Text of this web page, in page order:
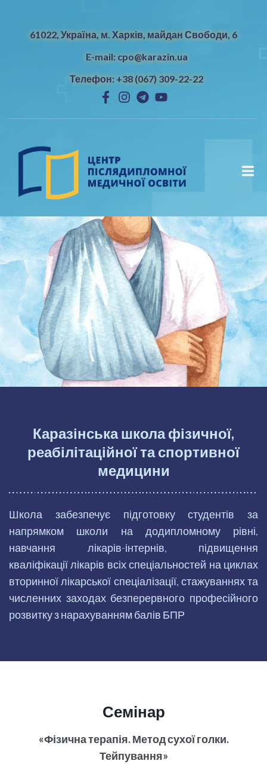
61022, Україна, м. Харків, майдан Свободи, 6
E-mail: cpo@karazin.ua
Телефон: +38 (067) 309-22-22
Каразінська школа фізичної,
реабілітаційної та спортивної
медицини
Школа забезпечує підготовку студентів за
напрямком школи на додипломному рівні,
навчання лікарів-інтернів, підвищення
кваліфікації лікарів всіх спеціальностей на циклах
вторинної лікарської спеціалізації, стажуваннях та
численних заходах безперервного професійного
розвитку з нарахуванням балів БПР
Семінар
«Фізична терапія. Метод сухої голки.
Тейпування»